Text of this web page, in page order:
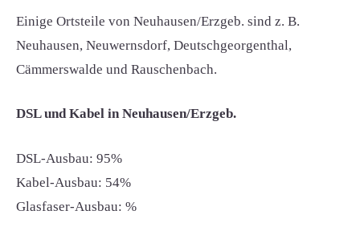
Einige Ortsteile von Neuhausen/Erzgeb. sind z. B.
Neuhausen, Neuwernsdorf, Deutschgeorgenthal,
Cämmerswalde und Rauschenbach.
DSL und Kabel in Neuhausen/Erzgeb.
DSL-Ausbau: 95%
Kabel-Ausbau: 54%
Glasfaser-Ausbau: %